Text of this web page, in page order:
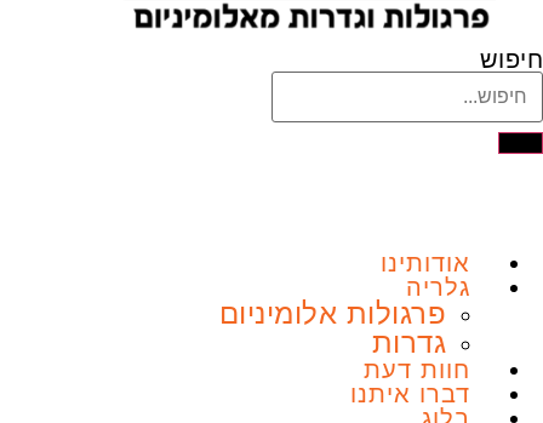
חיפוש
אודותינו
גלריה
פרגולות אלומיניום
גדרות
חוות דעת
דברו איתנו
בלוג